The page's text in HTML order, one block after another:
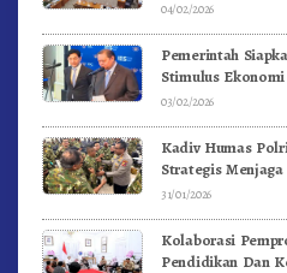
04/02/2026
Pemerintah
Stimulus
03/02/2026
Kadiv Humas
Strategis
dan NKRI
31/01/2026
Kolaborasi
Pendidikan Dan